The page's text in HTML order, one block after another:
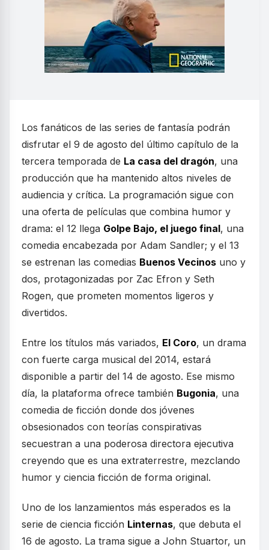
Los fanáticos de las series de fantasía podrán
disfrutar el 9 de agosto del último capítulo de la
tercera temporada de La casa del dragón, una
producción que ha mantenido altos niveles de
audiencia y crítica. La programación sigue con
una oferta de películas que combina humor y
drama: el 12 llega Golpe Bajo, el juego final, una
comedia encabezada por Adam Sandler; y el 13
se estrenan las comedias Buenos Vecinos uno y
dos, protagonizadas por Zac Efron y Seth
Rogen, que prometen momentos ligeros y
divertidos.
Entre los títulos más variados, El Coro, un drama
con fuerte carga musical del 2014, estará
disponible a partir del 14 de agosto. Ese mismo
día, la plataforma ofrece también Bugonia, una
comedia de ficción donde dos jóvenes
obsesionados con teorías conspirativas
secuestran a una poderosa directora ejecutiva
creyendo que es una extraterrestre, mezclando
humor y ciencia ficción de forma original.
Uno de los lanzamientos más esperados es la
serie de ciencia ficción Linternas, que debuta el
16 de agosto. La trama sigue a John Stuartor, un